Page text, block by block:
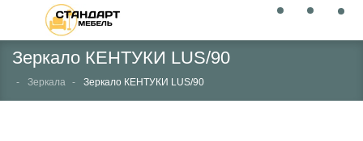
Зеркало КЕНТУКИ LUS/90
Зеркала Зеркало КЕНТУКИ LUS/90